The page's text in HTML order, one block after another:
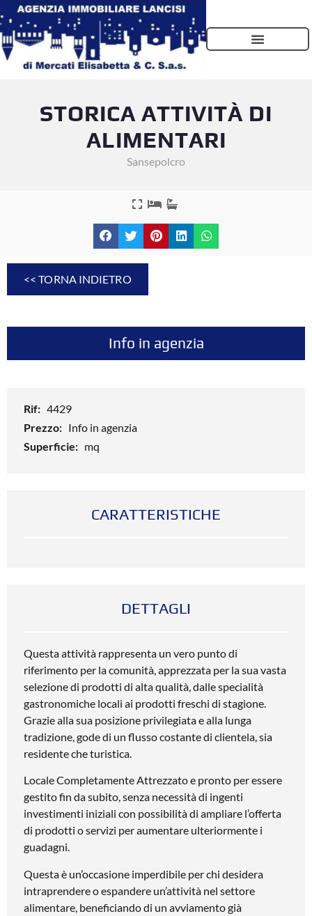
STORICA ATTIVITÀ DI
ALIMENTARI
Sansepolcro
<< TORNA INDIETRO
Info in agenzia
Rif: 4429
Prezzo: Info in agenzia
Superficie: mq
CARATTERISTICHE
DETTAGLI
Questa attività rappresenta un vero punto di
riferimento per la comunità, apprezzata per la sua vasta
selezione di prodotti di alta qualità, dalle specialità
gastronomiche locali ai prodotti freschi di stagione.
Grazie alla sua posizione privilegiata e alla lunga
tradizione, gode di un flusso costante di clientela, sia
residente che turistica.
Locale Completamente Attrezzato e pronto per essere
gestito fin da subito, senza necessità di ingenti
investimenti iniziali con possibilità di ampliare l’offerta
di prodotti o servizi per aumentare ulteriormente i
guadagni.
Questa è un’occasione imperdibile per chi desidera
intraprendere o espandere un’attività nel settore
alimentare, beneficiando di un avviamento già